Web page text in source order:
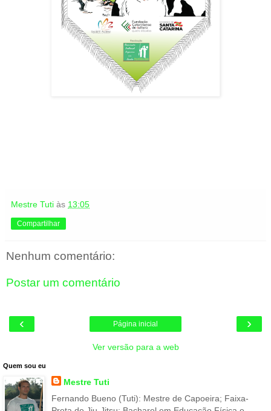
Mestre Tuti às 13:05
Compartilhar
Nenhum comentário:
Postar um comentário
‹ ›
Página inicial
Ver versão para a web
Quem sou eu
Mestre Tuti
Fernando Bueno (Tuti): Mestre de Capoeira; Faixa-